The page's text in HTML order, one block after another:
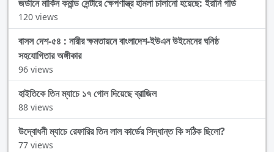
জর্ডানে মার্কিন কমান্ড সেন্টারে ক্ষেপণাস্ত্র হামলা চালানো হয়েছে: ইরানি গার্ড
120 views
বাসস দেশ-৫৪ : নারীর ক্ষমতায়নে বাংলাদেশ-ইউএন উইমেনের ঘনিষ্ঠ
সহযোগিতার অঙ্গীকার
96 views
হাইতিকে তিন ম্যাচে ১৭ গোল দিয়েছে ব্রাজিল
88 views
উদ্বোধনী ম্যাচে রেফারির তিন লাল কার্ডের সিদ্ধান্ত কি সঠিক ছিলো?
77 views